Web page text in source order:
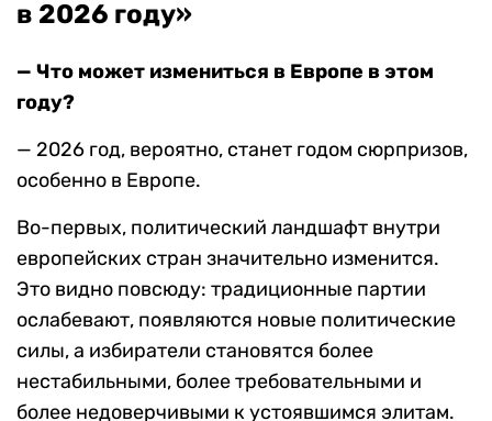
в 2026 году»
— Что может измениться в Европе в этом
году?
— 2026 год, вероятно, станет годом сюрпризов,
особенно в Европе.
Во-первых, политический ландшафт внутри
европейских стран значительно изменится.
Это видно повсюду: традиционные партии
ослабевают, появляются новые политические
силы, а избиратели становятся более
нестабильными, более требовательными и
более недоверчивыми к устоявшимся элитам.